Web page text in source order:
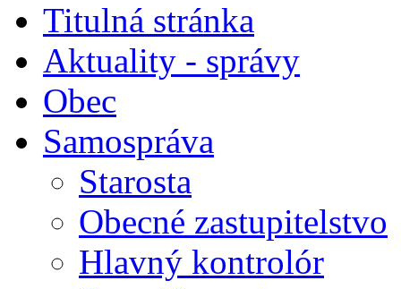
Titulná stránka
Aktuality - správy
Obec
Samospráva
Starosta
Obecné zastupitelstvo
Hlavný kontrolór